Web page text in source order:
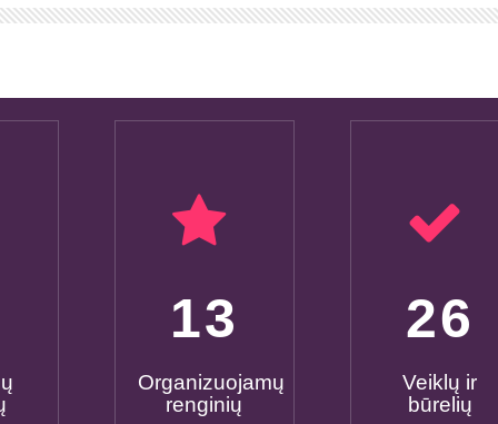
15
Organizuojamų
renginių
30
Veiklų ir
būrelių